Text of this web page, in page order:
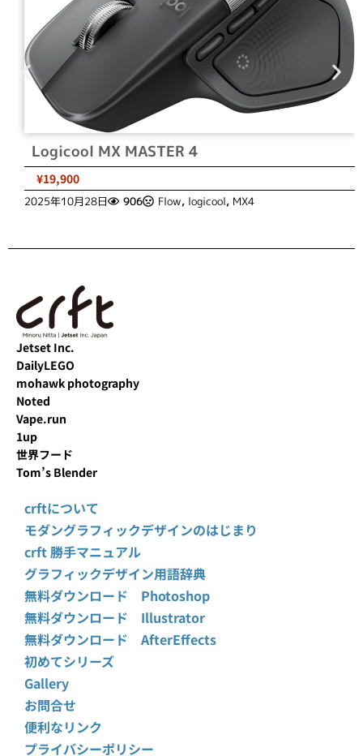
Logicool MX MASTER 4
¥19,900
2025年10月28日 906 Flow, logicool, MX4
Jetset Inc.
DailyLEGO
mohawk photography
Noted
Vape.run
1up
世界フード
Tom’s Blender
crftについて
モダングラフィックデザインのはじまり
crft 勝手マニュアル
グラフィックデザイン用語辞典
無料ダウンロード Photoshop
無料ダウンロード Illustrator
無料ダウンロード AfterEffects
初めてシリーズ
Gallery
お問合せ
便利なリンク
プライバシーポリシー